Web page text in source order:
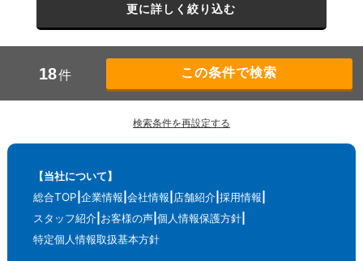
更に詳しく絞り込む
18件
検索条件を再設定する
【当社について】
総合TOP 企業情報 会社情報 店舗紹介 採用情報
スタッフ紹介 お客様の声 個人情報保護方針
特定個人情報取扱基本方針